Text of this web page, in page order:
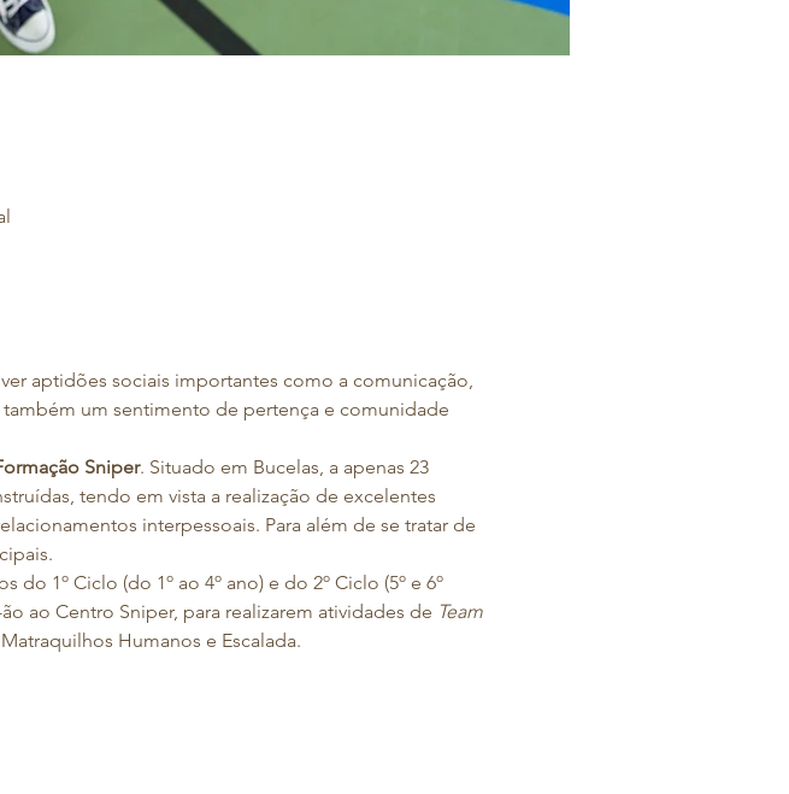
aptidões sociais importantes como a comunicação,
um sentimento de pertença e comunidade
Sniper. Situado em Bucelas, a apenas 23
tendo em vista a realização de excelentes
interpessoais. Para além de se tratar de
do 1º Ciclo (do 1º ao 4º ano) e do 2º Ciclo (5º e 6º
ao Centro Sniper, para realizarem atividades de Team
Humanos e Escalada.